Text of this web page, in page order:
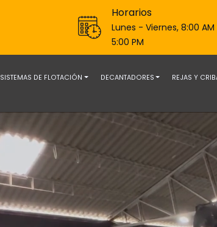
Horarios
Lunes - Viernes, 8:00
5:00 PM
SISTEMAS DE FLOTACIÓN DECANTADORES REJAS Y